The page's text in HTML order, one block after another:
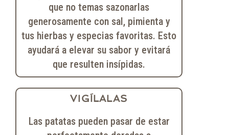
que no temas sazonarlas
generosamente con sal, pimienta y
tus hierbas y especias favoritas. Esto
ayudará a elevar su sabor y evitará
que resulten insípidas.
VIGÍLALAS
Las patatas pueden pasar de estar